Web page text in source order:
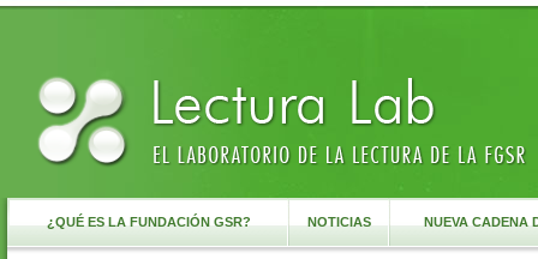
¿QUÉ ES LA FUNDACIÓN GSR? NOTICIAS NUEVA CADENA